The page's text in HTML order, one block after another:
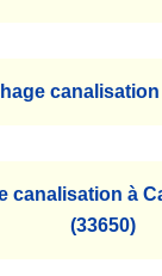
canalisation à
(33650)